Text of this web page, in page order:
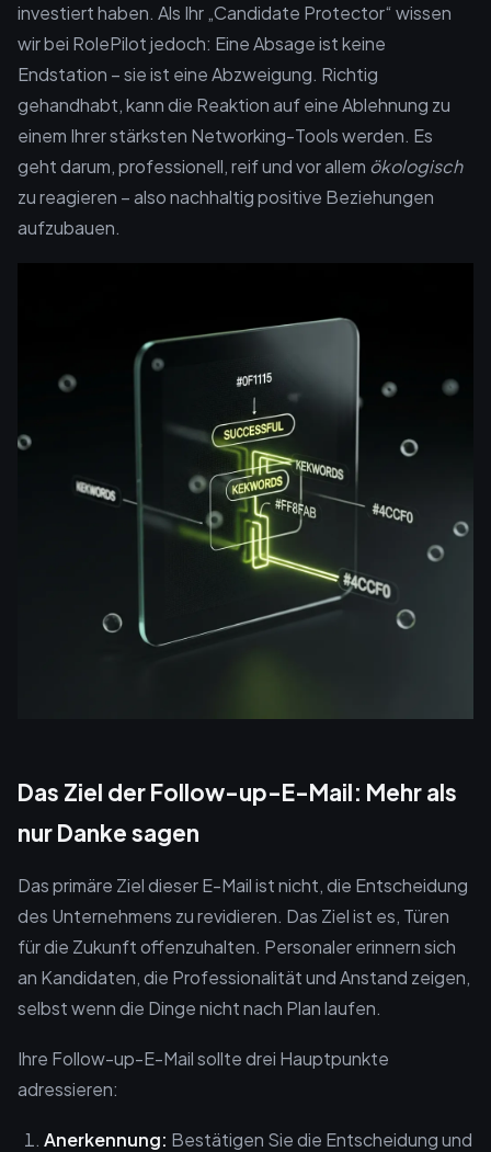
investiert haben. Als Ihr „Candidate Protector“ wissen
wir bei RolePilot jedoch: Eine Absage ist keine
Endstation – sie ist eine Abzweigung. Richtig
gehandhabt, kann die Reaktion auf eine Ablehnung zu
einem Ihrer stärksten Networking-Tools werden. Es
geht darum, professionell, reif und vor allem ökologisch
zu reagieren – also nachhaltig positive Beziehungen
aufzubauen.
Das Ziel der Follow-up-E-Mail: Mehr als
nur Danke sagen
Das primäre Ziel dieser E-Mail ist nicht, die Entscheidung
des Unternehmens zu revidieren. Das Ziel ist es, Türen
für die Zukunft offenzuhalten. Personaler erinnern sich
an Kandidaten, die Professionalität und Anstand zeigen,
selbst wenn die Dinge nicht nach Plan laufen.
Ihre Follow-up-E-Mail sollte drei Hauptpunkte
adressieren:
Anerkennung: Bestätigen Sie die Entscheidung und